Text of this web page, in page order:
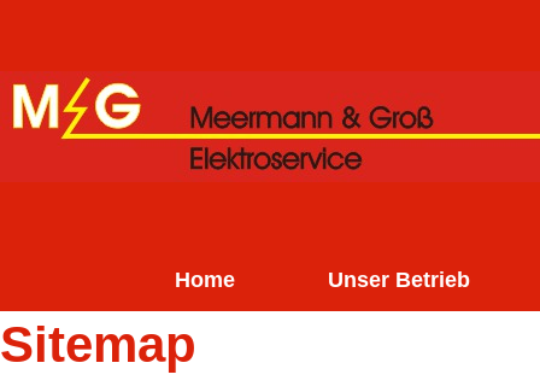
Home Unser Betrieb
Sitemap